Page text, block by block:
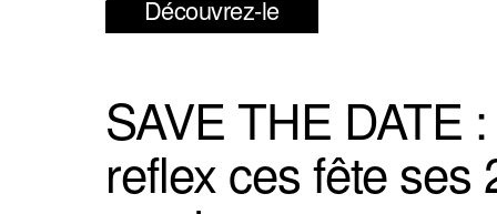
Découvrez-le
SAVE THE DATE :
reflex ces fête ses